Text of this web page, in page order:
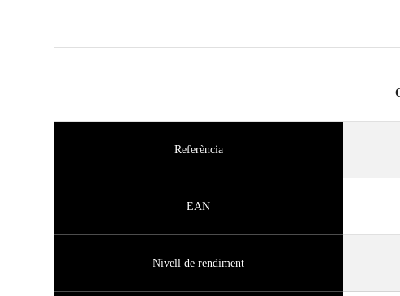
Referència
EAN
Nivell de rendiment